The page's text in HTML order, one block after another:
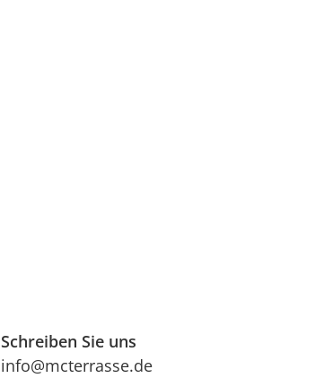
Schreiben Sie uns
info@mcterrasse.de